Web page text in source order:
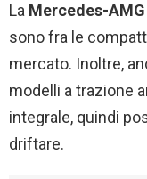
La Mercedes-AMG
sono fra le
mercato. Inoltre,
modelli a trazione
integrale, quindi
driftare.